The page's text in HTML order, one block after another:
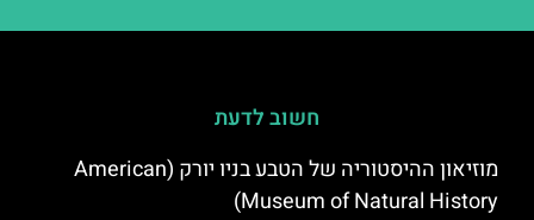
חשוב לדעת
מוזיאון ההיסטוריה של הטבע בניו יורק (American
Museum of Natural History)